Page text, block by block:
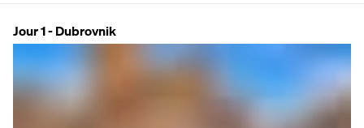
Jour 1 - Dubrovnik